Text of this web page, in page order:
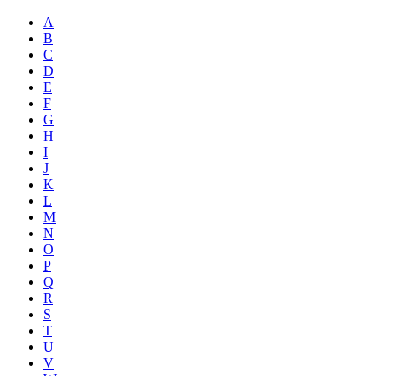
A
B
C
D
E
F
G
H
I
J
K
L
M
N
O
P
Q
R
S
T
U
V